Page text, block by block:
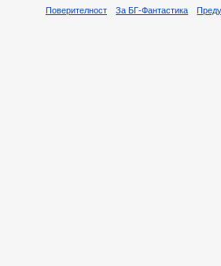
Поверителност За БГ-Фантастика